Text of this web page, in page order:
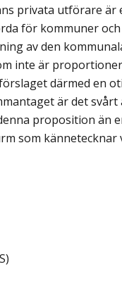
privata utförare är
för kommuner
av den
inte är
därmed en
är det
proposition än
som kännetecknar